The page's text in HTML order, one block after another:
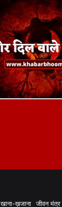
खाना-ख़जाना जीवन मंत्र